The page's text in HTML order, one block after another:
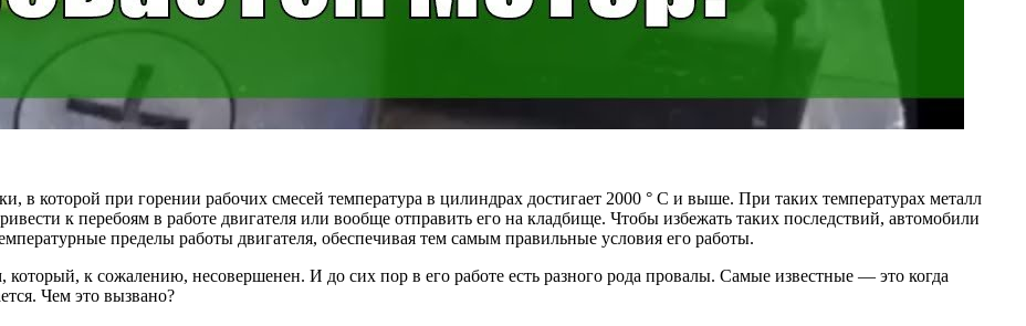
в которой при горении рабочих смесей температура в цилиндрах достигает 2000 ° С и выше. При таких температурах металл
к перебоям в работе двигателя или вообще отправить его на кладбище. Чтобы избежать таких последствий, автомобили
пределы работы двигателя, обеспечивая тем самым правильные условия его работы.
к сожалению, несовершенен. И до сих пор в его работе есть разного рода провалы. Самые известные — это когда
Чем это вызвано?